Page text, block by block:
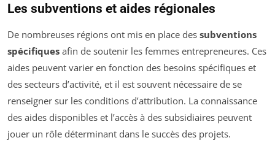
Les subventions et aides régionales
De nombreuses régions ont mis en place des subventions
spécifiques afin de soutenir les femmes entrepreneures. Ces
aides peuvent varier en fonction des besoins spécifiques et
des secteurs d’activité, et il est souvent nécessaire de se
renseigner sur les conditions d’attribution. La connaissance
des aides disponibles et l’accès à des subsidiaires peuvent
jouer un rôle déterminant dans le succès des projets.